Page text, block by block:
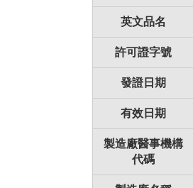
英文品名
許可證字號
發證日期
有效日期
製造廠醫事機構
代碼